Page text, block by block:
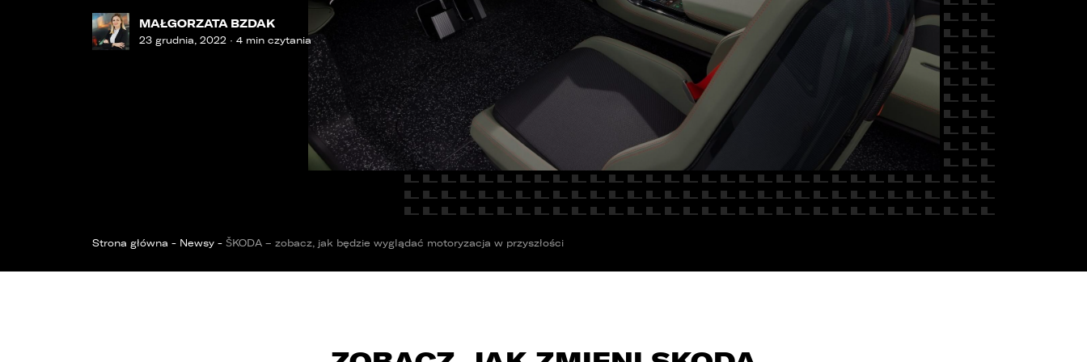
Car detailing
Stacja kontroli pojazdów
Serwis mechaniczny
Sprawdzenie samochodu
Fakturatka
Ubezpieczenia
ZOBACZ WSZYSTKIE
Fundacja
Wrocław
Sopot NAPISZ DO NAS
MAŁGORZATA BZDAK
23 grudnia, 2022 · 4 min czytania
Strona główna - Newsy - ŠKODA – zobacz, jak będzie wyglądać motoryzacja w przyszłości